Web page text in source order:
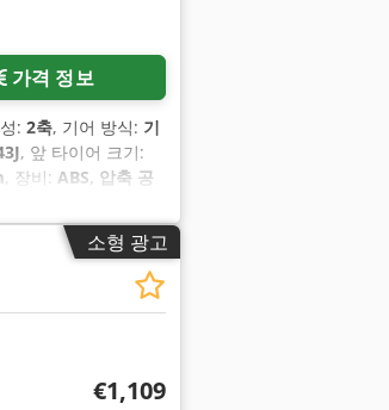
가격 정보
: 2축, 기어 방식: 기
, 앞 타이어 크기:
, 장비: ABS, 압축 공
소형 광고
€1,109